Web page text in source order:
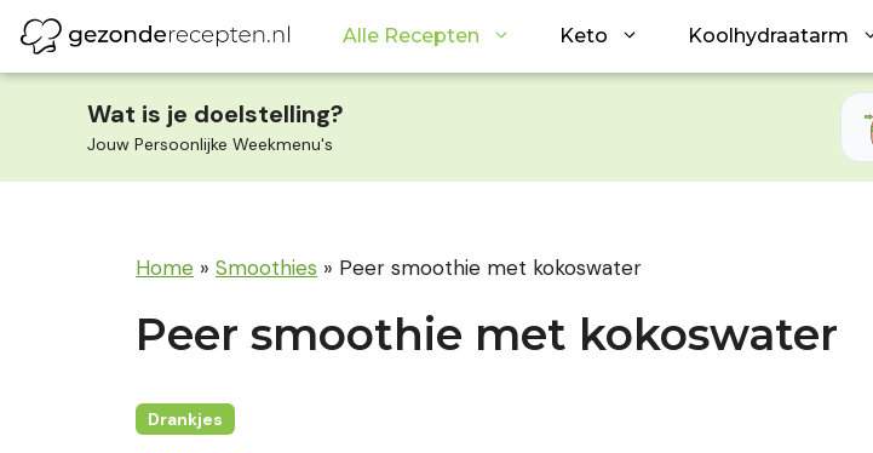
naar
de
Alle Recepten Keto Koolhydraatarm
Wat is je doelstelling?
Jouw Persoonlijke Weekmenu's
Home » Smoothies » Peer smoothie met kokoswater
Peer smoothie met kokoswater
Drankjes